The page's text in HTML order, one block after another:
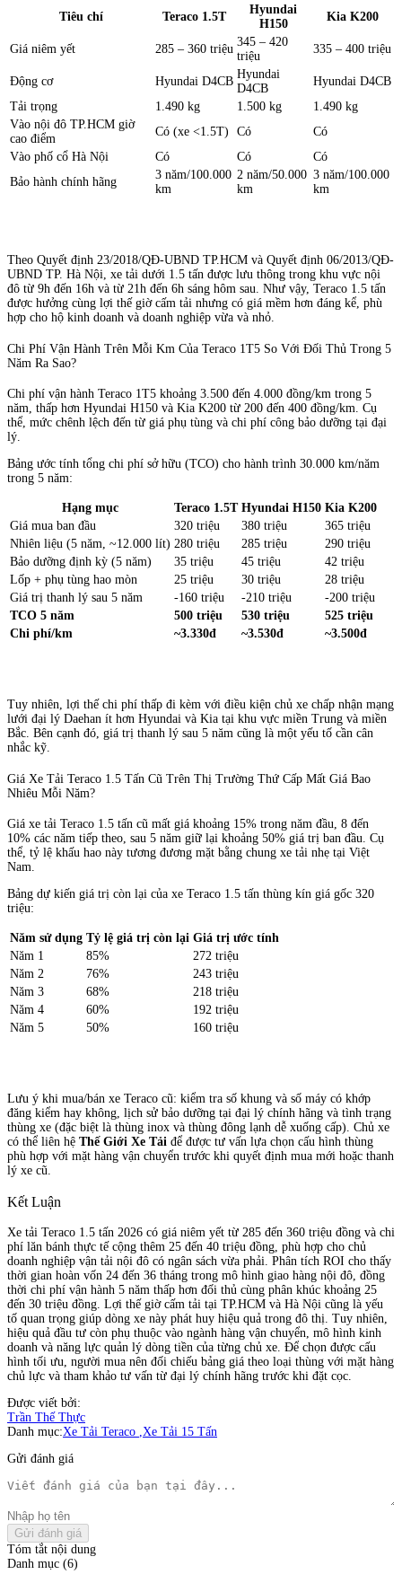
Tiêu chí Teraco 1.5T
Hyundai
H150
Kia K200
Giá niêm yết 285 – 360 triệu
345 – 420
triệu
335 – 400 triệu
Động cơ Hyundai D4CB
Hyundai
D4CB
Hyundai D4CB
Tải trọng
1.490 kg 1.500 kg
1.490 kg
Vào nội đô TP.HCM giờ
cao điểm
Có (xe <1.5T) Có
Có
Vào phố cổ Hà Nội
Có Có
Có
Bảo hành chính hãng
3 năm/100.000
km
2 năm/50.000
km
3 năm/100.000
km
Theo Quyết định 23/2018/QĐ-UBND TP.HCM và Quyết định 06/2013/QĐ-
UBND TP. Hà Nội, xe tải dưới 1.5 tấn được lưu thông trong khu vực nội
đô từ 9h đến 16h và từ 21h đến 6h sáng hôm sau. Như vậy, Teraco 1.5 tấn
được hưởng cùng lợi thế giờ cấm tải nhưng có giá mềm hơn đáng kể, phù
hợp cho hộ kinh doanh và doanh nghiệp vừa và nhỏ.
Chi Phí Vận Hành Trên Mỗi Km Của Teraco 1T5 So Với Đối Thủ Trong 5
Năm Ra Sao?
Chi phí vận hành Teraco 1T5 khoảng 3.500 đến 4.000 đồng/km trong 5
năm, thấp hơn Hyundai H150 và Kia K200 từ 200 đến 400 đồng/km. Cụ
thể, mức chênh lệch đến từ giá phụ tùng và chi phí công bảo dưỡng tại đại
lý.
Bảng ước tính tổng chi phí sở hữu (TCO) cho hành trình 30.000 km/năm
trong 5 năm:
Hạng mục Teraco 1.5T Hyundai H150 Kia K200
Giá mua ban đầu
320 triệu 380 triệu
365 triệu
Nhiên liệu (5 năm, ~12.000 lít) 280 triệu 285 triệu
290 triệu
Bảo dưỡng định kỳ (5 năm)
35 triệu 45 triệu
42 triệu
Lốp + phụ tùng hao mòn
25 triệu 30 triệu
28 triệu
Giá trị thanh lý sau 5 năm
-160 triệu -210 triệu
-200 triệu
TCO 5 năm
500 triệu 530 triệu
525 triệu
Chi phí/km
~3.330đ ~3.530đ ~3.500đ
Tuy nhiên, lợi thế chi phí thấp đi kèm với điều kiện chủ xe chấp nhận mạng
lưới đại lý Daehan ít hơn Hyundai và Kia tại khu vực miền Trung và miền
Bắc. Bên cạnh đó, giá trị thanh lý sau 5 năm cũng là một yếu tố cần cân
nhắc kỹ.
Giá Xe Tải Teraco 1.5 Tấn Cũ Trên Thị Trường Thứ Cấp Mất Giá Bao
Nhiêu Mỗi Năm?
Giá xe tải Teraco 1.5 tấn cũ mất giá khoảng 15% trong năm đầu, 8 đến
10% các năm tiếp theo, sau 5 năm giữ lại khoảng 50% giá trị ban đầu. Cụ
thể, tỷ lệ khấu hao này tương đương mặt bằng chung xe tải nhẹ tại Việt
Nam.
Bảng dự kiến giá trị còn lại của xe Teraco 1.5 tấn thùng kín giá gốc 320
triệu:
Năm sử dụng Tỷ lệ giá trị còn lại Giá trị ước tính
Năm 1
85%
272 triệu
Năm 2
76%
243 triệu
Năm 3
68%
218 triệu
Năm 4
60%
192 triệu
Năm 5
50% 160 triệu
Lưu ý khi mua/bán xe Teraco cũ: kiểm tra số khung và số máy có khớp
đăng kiểm hay không, lịch sử bảo dưỡng tại đại lý chính hãng và tình trạng
thùng xe (đặc biệt là thùng inox và thùng đông lạnh dễ xuống cấp). Chủ xe
có thể liên hệ Thế Giới Xe Tải để được tư vấn lựa chọn cấu hình thùng
phù hợp với mặt hàng vận chuyển trước khi quyết định mua mới hoặc thanh
lý xe cũ.
Kết Luận
Xe tải Teraco 1.5 tấn 2026 có giá niêm yết từ 285 đến 360 triệu đồng và chi
phí lăn bánh thực tế cộng thêm 25 đến 40 triệu đồng, phù hợp cho chủ
doanh nghiệp vận tải nội đô có ngân sách vừa phải. Phân tích ROI cho thấy
thời gian hoàn vốn 24 đến 36 tháng trong mô hình giao hàng nội đô, đồng
thời chi phí vận hành 5 năm thấp hơn đối thủ cùng phân khúc khoảng 25
đến 30 triệu đồng. Lợi thế giờ cấm tải tại TP.HCM và Hà Nội cũng là yếu
tố quan trọng giúp dòng xe này phát huy hiệu quả trong đô thị. Tuy nhiên,
hiệu quả đầu tư còn phụ thuộc vào ngành hàng vận chuyển, mô hình kinh
doanh và năng lực quản lý dòng tiền của từng chủ xe. Để chọn được cấu
hình tối ưu, người mua nên đối chiếu bảng giá theo loại thùng với mặt hàng
chủ lực và tham khảo tư vấn từ đại lý chính hãng trước khi đặt cọc.
Được viết bởi:
Trần Thế Thực
Danh mục:Xe Tải Teraco ,Xe Tải 15 Tấn
Gửi đánh giá
Gửi đánh giá
Tóm tắt nội dung
Danh mục (6)